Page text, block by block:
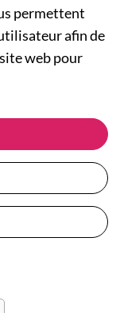
permettent
afin de
web pour